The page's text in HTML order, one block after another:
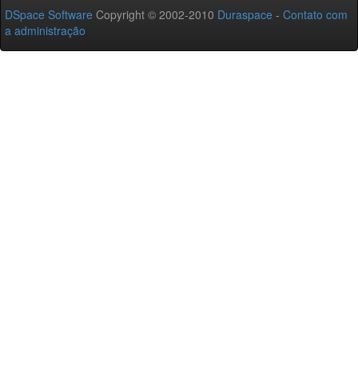
DSpace Software Copyright © 2002-2010 Duraspace - Contato com
a administração